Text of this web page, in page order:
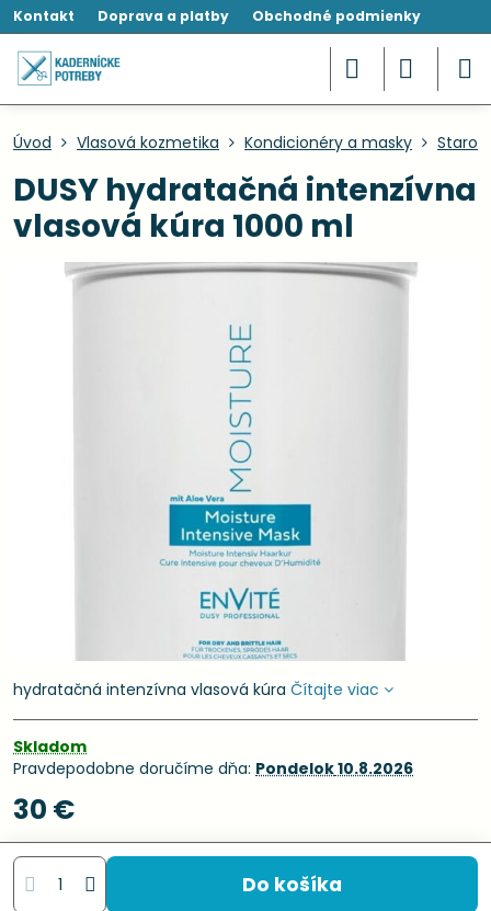
Kontakt Doprava a platby Obchodné podmienky
Úvod Vlasová kozmetika Kondicionéry a masky
DUSY hydratačná intenzívna
vlasová kúra 1000 ml
hydratačná intenzívna vlasová kúra Čítajte viac
Skladom
Pravdepodobne doručíme dňa: Pondelok10.8.2026
30 €
Do košíka